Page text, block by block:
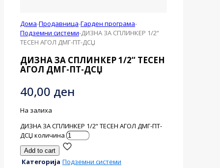
Дома-Продавница-Гарден програма-
Подземни системи-ДИЗНА ЗА СПЛИНКЕР 1/2“
ТЕСЕН АГОЛ ДМГ-ПТ-ДСЏ
ДИЗНА ЗА СПЛИНКЕР 1/2“ ТЕСЕН
АГОЛ ДМГ-ПТ-ДСЏ
40,00 ден
На залиха
ДИЗНА ЗА СПЛИНКЕР 1/2“ ТЕСЕН АГОЛ ДМГ-ПТ-
ДСЏ количина
Add to cart
Категорија Подземни системи